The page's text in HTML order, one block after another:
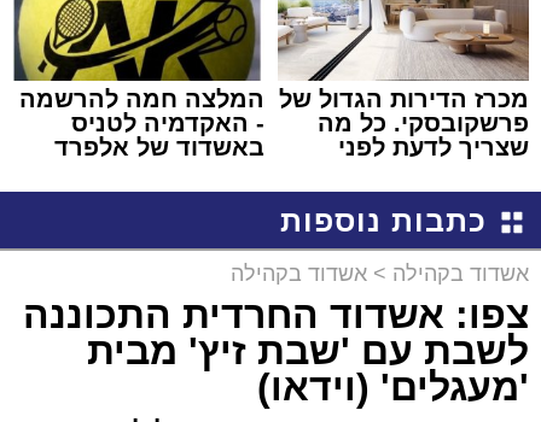
מכרז הדירות הגדול של
פרשקובסקי. כל מה
שצריך לדעת לפני
באשדוד
המלצה חמה להרשמה
- האקדמיה לטניס
באשדוד של אלפרד
כתבות נוספות
אשדוד בקהילה > אשדוד בקהילה
צפו: אשדוד החרדית התכוננה
לשבת עם 'שבת זיץ' מבית
'מעגלים' (וידאו)